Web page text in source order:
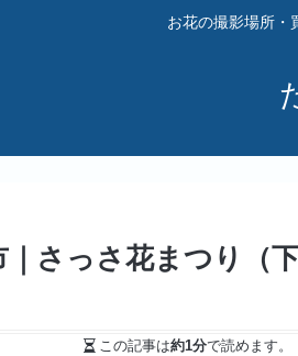
お花の撮影場所・
｜さっさ花まつり（
この記事は約1分で読めます。